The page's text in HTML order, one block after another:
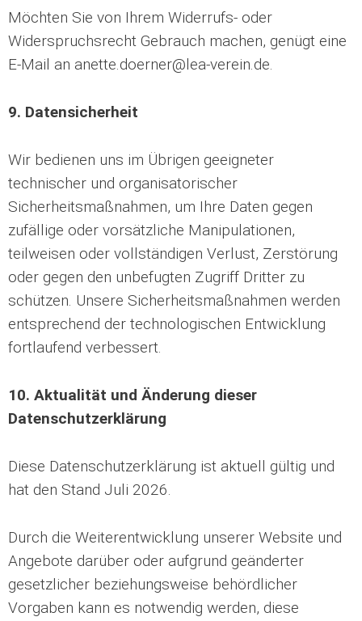
Möchten Sie von Ihrem Widerrufs- oder
Widerspruchsrecht Gebrauch machen, genügt eine
E-Mail an anette.doerner@lea-verein.de.
9. Datensicherheit
Wir bedienen uns im Übrigen geeigneter
technischer und organisatorischer
Sicherheitsmaßnahmen, um Ihre Daten gegen
zufällige oder vorsätzliche Manipulationen,
teilweisen oder vollständigen Verlust, Zerstörung
oder gegen den unbefugten Zugriff Dritter zu
schützen. Unsere Sicherheitsmaßnahmen werden
entsprechend der technologischen Entwicklung
fortlaufend verbessert.
10. Aktualität und Änderung dieser
Datenschutzerklärung
Diese Datenschutzerklärung ist aktuell gültig und
hat den Stand Juli 2026.
Durch die Weiterentwicklung unserer Website und
Angebote darüber oder aufgrund geänderter
gesetzlicher beziehungsweise behördlicher
Vorgaben kann es notwendig werden, diese